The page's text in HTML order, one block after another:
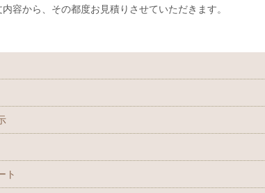
容から、その都度お見積りさせていただきます。
ト